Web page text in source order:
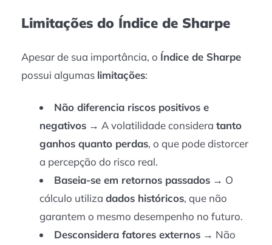
Limitações do Índice de Sharpe
Apesar de sua importância, o Índice de Sharpe
possui algumas limitações:
Não diferencia riscos positivos e
negativos → A volatilidade consideratanto
ganhos quanto perdas, o que pode distorcer
a percepção do risco real.
Baseia-se em retornos passados → O
cálculo utilizadados históricos, que não
garantem o mesmo desempenho no futuro.
Desconsidera fatores externos → Não